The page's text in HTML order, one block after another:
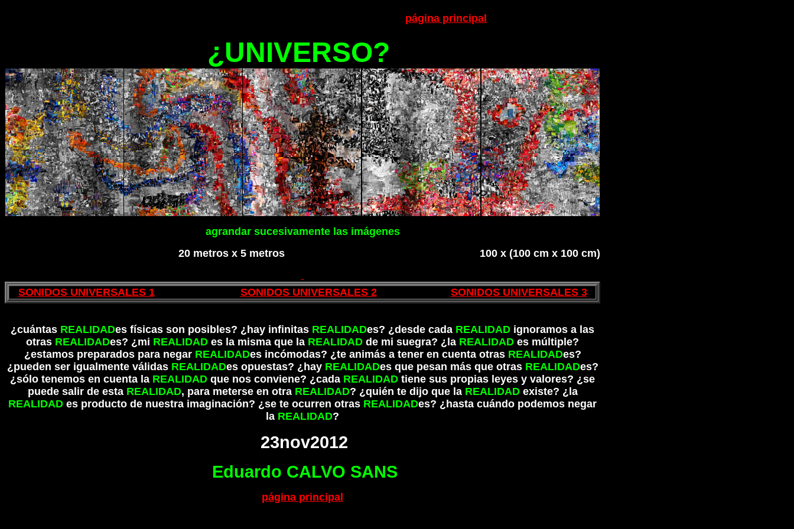
página principal
¿UNIVERSO?
agrandar sucesivamente las imágenes
20 metros x 5 metros 100 x (100 cm x 100 cm)
SONIDOS UNIVERSALES 1 SONIDOS UNIVERSALES2 SONIDOS UNIVERSALES3
¿cuántas REALIDADes físicas son posibles? ¿hay infinitas REALIDADes? ¿desde cada REALIDAD ignoramos a las
otras REALIDADes? ¿mi REALIDAD es la misma que la REALIDAD de mi suegra? ¿la REALIDAD es múltiple?
¿estamos preparados para negar REALIDADes incómodas? ¿te animás a tener en cuenta otras REALIDADes?
¿pueden ser igualmente válidas REALIDADes opuestas? ¿hay REALIDADes que pesan más que otras REALIDADes?
¿sólo tenemos en cuenta la REALIDAD que nos conviene? ¿cada REALIDAD tiene sus propias leyes y valores? ¿se
puede salir de esta REALIDAD, para meterse en otra REALIDAD? ¿quién te dijo que la REALIDADexiste? ¿la
REALIDAD es producto de nuestra imaginación? ¿se te ocurren otras REALIDADes? ¿hasta cuándo podemos negar
la REALIDAD?
23nov2012
Eduardo CALVO SANS
página principal